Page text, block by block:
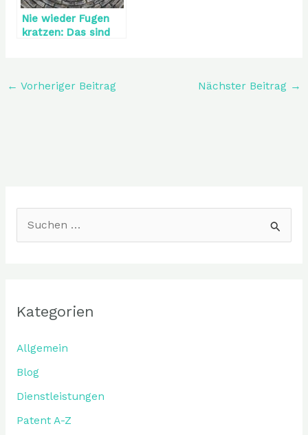
Nie wieder Fugen
kratzen: Das sind
← Vorheriger Beitrag Nächster Beitrag →
e
a
c
h
Kategorien
Allgemein
Blog
Dienstleistungen
Patent A-Z